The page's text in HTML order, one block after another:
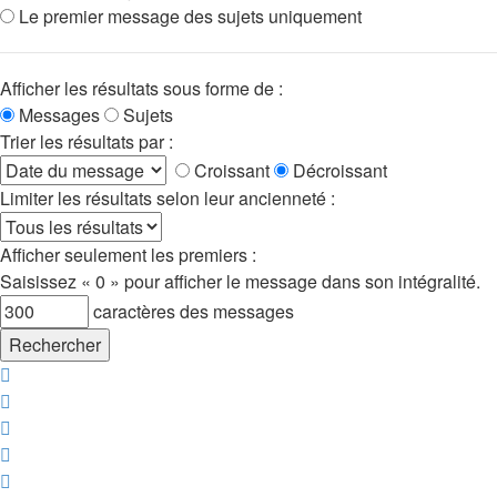
Le premier message des sujets uniquement
Afficher les résultats sous forme de :
Messages
Sujets
Trier les résultats par :
Croissant
Décroissant
Limiter les résultats selon leur ancienneté :
Afficher seulement les premiers :
Saisissez « 0 » pour afficher le message dans son intégralité.
caractères des messages